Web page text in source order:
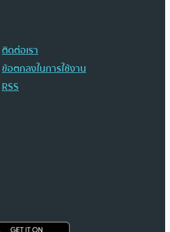
ติดต่อเรา
ข้อตกลงในการใช้งาน
RSS